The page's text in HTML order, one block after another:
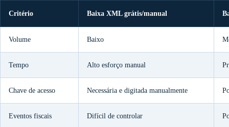
Critério Baixa XML grátis/manual
Volume Baixo
Tempo Alto esforço manual
Chave de acesso Necessária e digitada manualmente
Eventos fiscais Difícil de controlar